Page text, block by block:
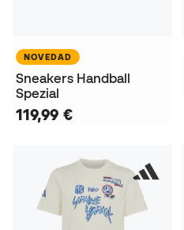
NOVEDAD
Sneakers Handball
Spezial
119,99 €